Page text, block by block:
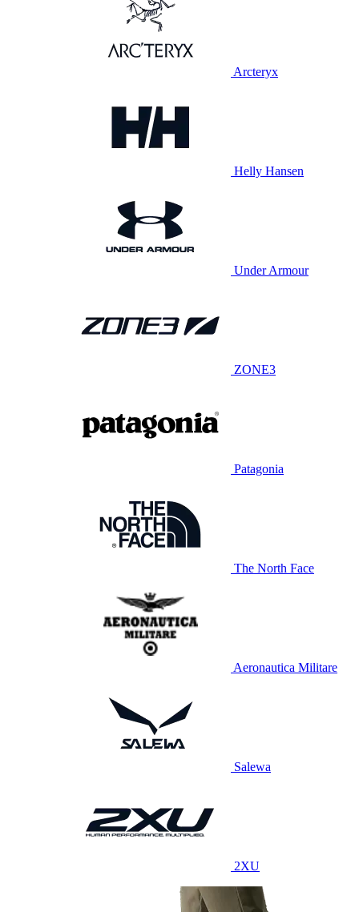
Arcteryx
Helly Hansen
Under Armour
ZONE3
Patagonia
The North Face
Aeronautica Militare
Salewa
2XU